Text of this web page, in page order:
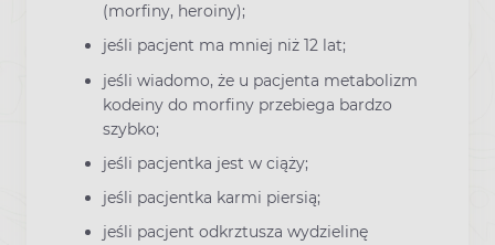
(morfiny, heroiny);
jeśli pacjent ma mniej niż 12 lat;
jeśli wiadomo, że u pacjenta metabolizm
kodeiny do morfiny przebiega bardzo
szybko;
jeśli pacjentka jest w ciąży;
jeśli pacjentka karmi piersią;
jeśli pacjent odkrztusza wydzielinę